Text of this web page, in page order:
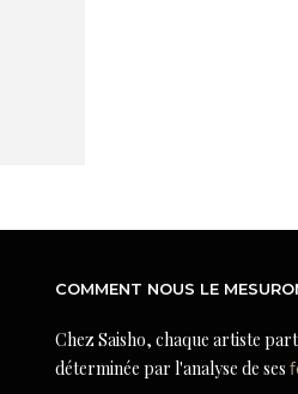
COMMENT NOUS LE
Chez Saisho, chaque artiste
déterminée par l'analyse de ses